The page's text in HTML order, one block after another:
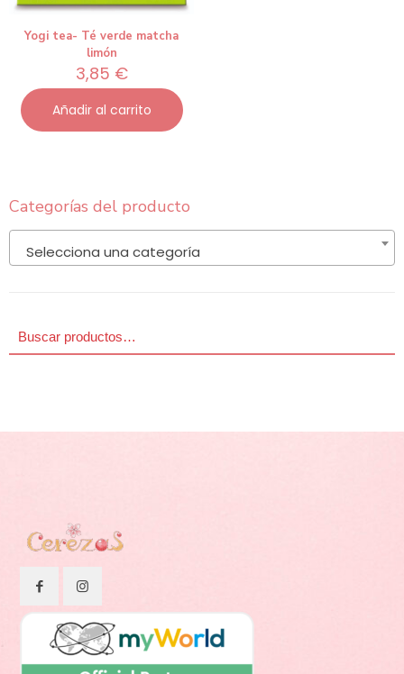
Yogi tea- Té verde matcha
limón
3,85 €
Añadir al carrito
Categorías del producto
Selecciona una categoría